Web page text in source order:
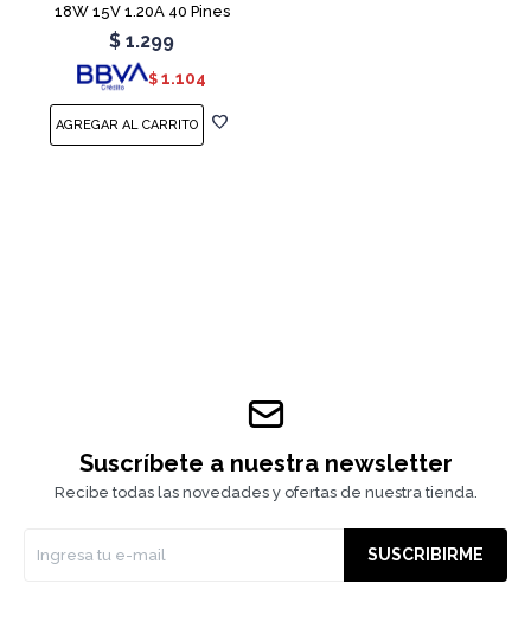
18W 15V 1.20A 40 Pines
$ 1.299
$ 1.104
Suscríbete a nuestra newsletter
Recibe todas las novedades y ofertas de nuestra tienda.
SUSCRIBIRME